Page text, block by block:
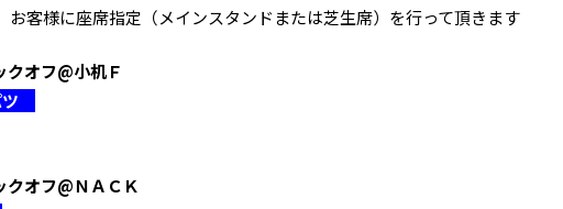
客様に座席指定（メインスタンドまたは芝生席）を行って頂きます
オフ@小机Ｆ
ツ
オフ@ＮＡＣＫ